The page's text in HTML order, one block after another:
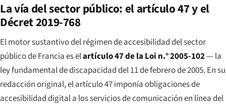
La vía del sector público: el artículo 47 y el
Décret 2019-768
El motor sustantivo del régimen de accesibilidad del sector
público de Francia es elartículo 47 de la Loi n.° 2005-102— la
ley fundamental de discapacidad del 11 de febrero de 2005. En su
redacción original, el artículo 47 imponía obligaciones de
accesibilidad digital a los servicios de comunicación en línea del